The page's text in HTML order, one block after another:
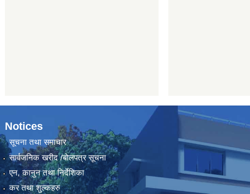
Notices
सूचना तथा समाचार
सार्वजनिक खरीद /बोलपत्र सूचना
एन, कानुन तथा निर्देशिका
कर तथा शुल्कहरु